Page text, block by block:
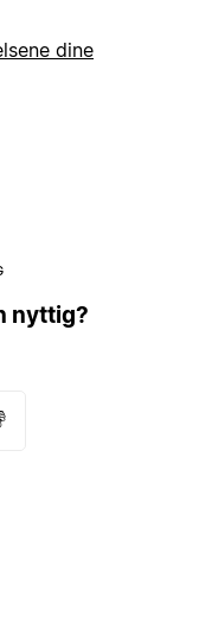
dine
nyttig?